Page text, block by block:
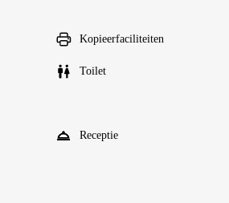
Kopieerfaciliteiten
Toilet
Receptie